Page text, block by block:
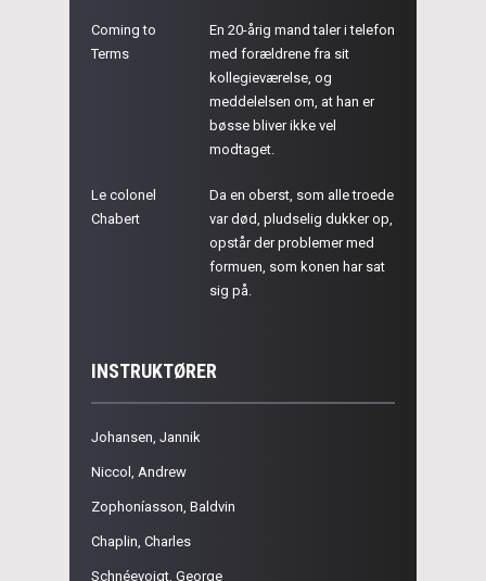
Coming to
Terms
En 20-årig mand taler i telefon
med forældrene fra sit
kollegieværelse, og
meddelelsen om, at han er
bøsse bliver ikke vel
modtaget.
Le colonel
Chabert
Da en oberst, som alle troede
var død, pludselig dukker op,
opstår der problemer med
formuen, som konen har sat
sig på.
INSTRUKTØRER
Johansen, Jannik
Niccol, Andrew
Zophoníasson, Baldvin
Chaplin, Charles
Schnéevoigt, George